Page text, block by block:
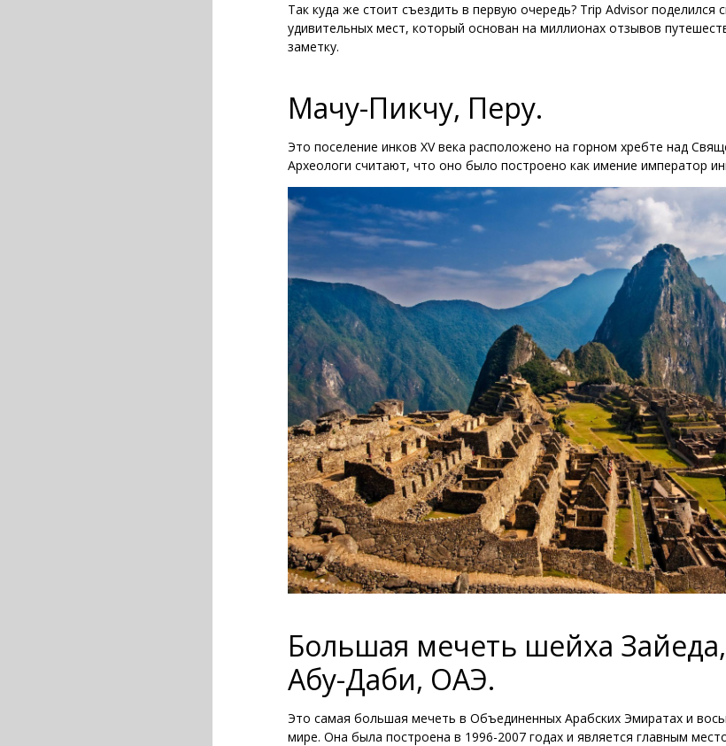
Так куда же стоит съездить в первую очередь? Trip Advisor поделился
удивительных мест, который основан на миллионах отзывов
заметку.
Мачу-Пикчу, Перу.
Это поселение инков XV века расположено на горном хребте над
Археологи считают, что оно было построено как имение император
Большая мечеть шейха Зайеда,
Абу-Даби, ОАЭ.
Это самая большая мечеть в Объединенных Арабских Эмиратах и
мире. Она была построена в 1996-2007 годах и является главным